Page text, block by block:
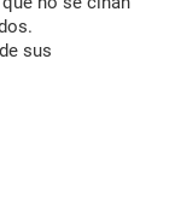
sus